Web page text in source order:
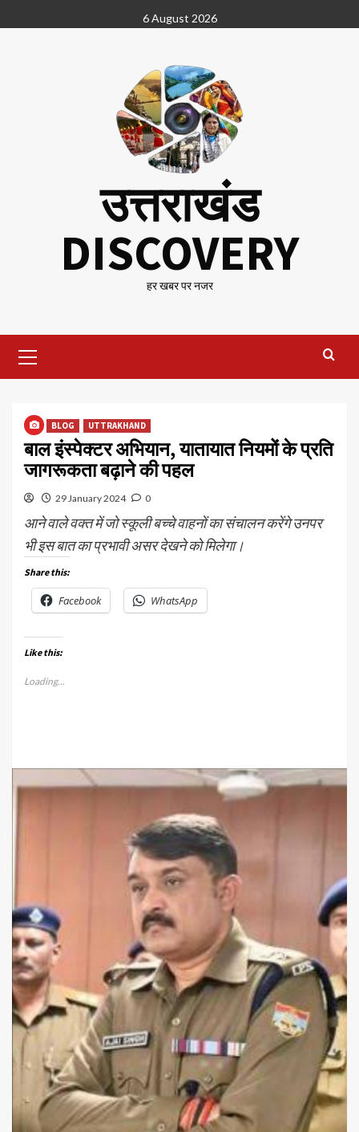
to
6 August 2026
उत्तराखंड
DISCOVERY
हर खबर पर नजर
Menu
BLOG UTTRAKHAND
बाल इंस्पेक्टर अभियान, यातायात नियमों के प्रति
जागरूकता बढ़ाने की पहल
29 January 2024 0
आने वाले वक्त में जो स्कूली बच्चे वाहनों का संचालन करेंगे उनपर
भी इस बात का प्रभावी असर देखने को मिलेगा।
Share this:
Facebook WhatsApp
Like this:
Loading...